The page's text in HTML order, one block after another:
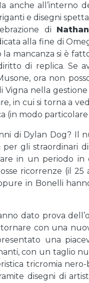
anche all’interno
e disegni
di
alla fine di
mancanza si è
di replica. Se
ora non
Vigna nella
in cui si torna a
(in modo
di Dylan Dog? Il
per gli straordinari
in un periodo
ricorrenze (il
in Bonelli
dato prova
con una
una
con un taglio
tricromia nero-
disegni di